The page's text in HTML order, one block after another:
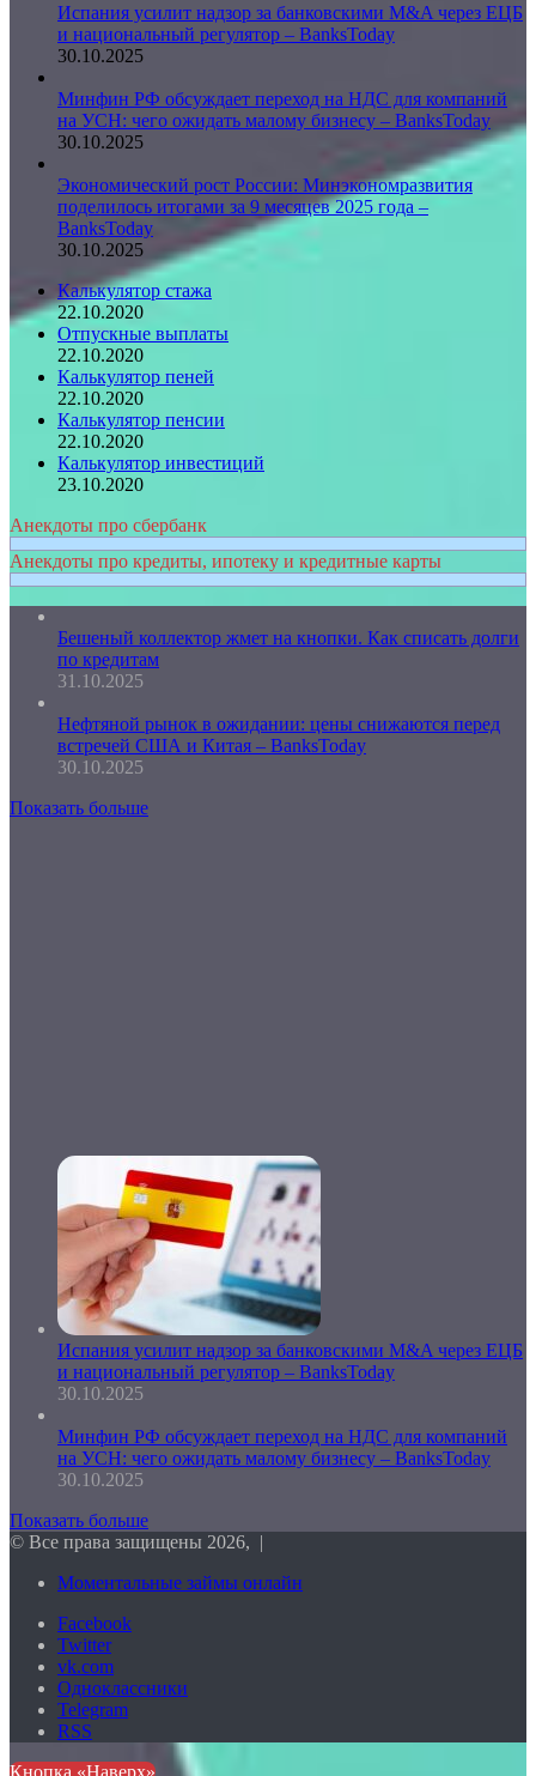
Испания усилит надзор за банковскими M&A через ЕЦБ
и национальный регулятор – BanksToday
30.10.2025
Минфин РФ обсуждает переход на НДС для компаний
на УСН: чего ожидать малому бизнесу – BanksToday
30.10.2025
Экономический рост России: Минэкономразвития
поделилось итогами за 9 месяцев 2025 года –
BanksToday
30.10.2025
Калькулятор стажа
22.10.2020
Отпускные выплаты
22.10.2020
Калькулятор пеней
22.10.2020
Калькулятор пенсии
22.10.2020
Калькулятор инвестиций
23.10.2020
Анекдоты про сбербанк
Анекдоты про кредиты, ипотеку и кредитные карты
Бешеный коллектор жмет на кнопки. Как списать долги
по кредитам
31.10.2025
Нефтяной рынок в ожидании: цены снижаются перед
встречей США и Китая – BanksToday
30.10.2025
Показать больше
Испания усилит надзор за банковскими M&A через ЕЦБ
и национальный регулятор – BanksToday
30.10.2025
Минфин РФ обсуждает переход на НДС для компаний
на УСН: чего ожидать малому бизнесу – BanksToday
30.10.2025
Показать больше
© Все права защищены 2026, |
Моментальные займы онлайн
Facebook
Twitter
vk.com
Одноклассники
Telegram
RSS
Кнопка «Наверх»